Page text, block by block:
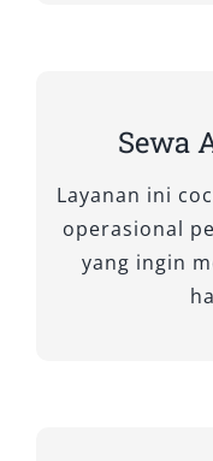
Setiap tipe
berbeda,
preferensi
1. All New
Tipe tertinggi
pilihan ideal bagi
Toyota Safety
mendeteksi
menjaga jarak
Sewa
Layanan ini
operasional
yang ingin